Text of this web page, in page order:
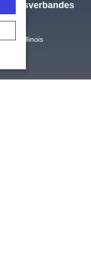
von Illinois